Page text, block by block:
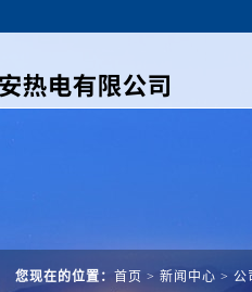
您现在的位置： 首页 > 新闻中心 > 公